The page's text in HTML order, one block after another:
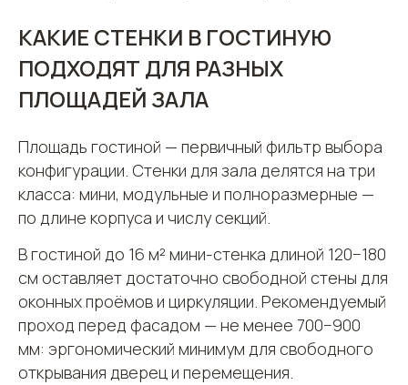
КАКИЕ СТЕНКИ В ГОСТИНУЮ
ПОДХОДЯТ ДЛЯ РАЗНЫХ
ПЛОЩАДЕЙ ЗАЛА
Площадь гостиной — первичный фильтр выбора
конфигурации. Стенки для зала делятся на три
класса: мини, модульные и полноразмерные —
по длине корпуса и числу секций.
В гостиной до 16 м² мини-стенка длиной 120−180
см оставляет достаточно свободной стены для
оконных проёмов и циркуляции. Рекомендуемый
проход перед фасадом — не менее 700−900
мм: эргономический минимум для свободного
открывания дверец и перемещения.